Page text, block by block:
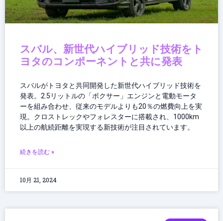
スバル、新世代ハイブリッド技術をト
ヨタのコンポーネントと共に発表
スバルがトヨタと共同開発した新世代ハイブリッド技術を
発表。2.5リットルの「ボクサー」エンジンと電動モータ
ーを組み合わせ、従来のモデルよりも20％の燃費向上を実
現。クロストレックやフォレスターに搭載され、1000km
以上の航続距離を実現する新技術が注目されています。
続きを読む »
10月 21, 2024